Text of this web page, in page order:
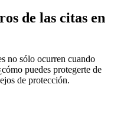
de las citas en
no sólo ocurren cuando
puedes protegerte de
de protección.